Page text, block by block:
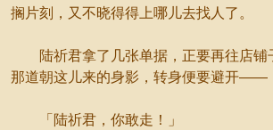
搁片刻，又不晓得得上哪儿去找人了。
陆祈君拿了几张单据，正要再往店铺
那道朝这儿来的身影，转身便要避开——
「陆祈君，你敢走！」